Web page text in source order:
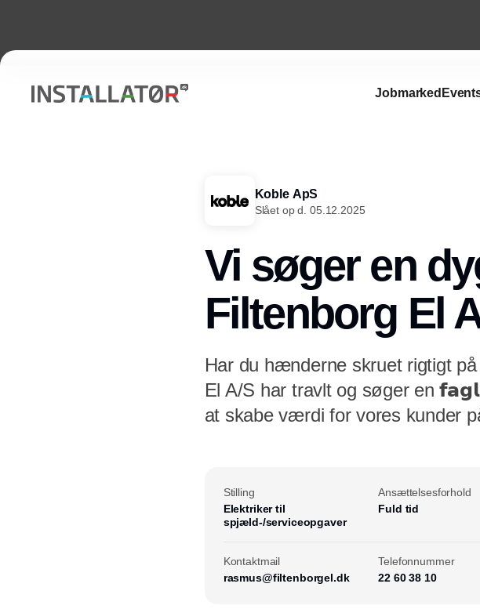
Jobmarked
Koble ApS
Slået op d. 05.12.2025
Vi søger en
Filtenborg El
Har du hænderne skruet rigtigt
El A/S har travlt og søger en
at skabe værdi for vores kunder
Stilling
Elektriker til
spjæld-/serviceopgaver
Ansættelsesforhold
Fuld tid
Kontaktmail
rasmus@filtenborgel.dk
Telefonnummer
22 60 38 10